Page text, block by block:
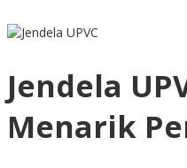
Jendela
Menarik